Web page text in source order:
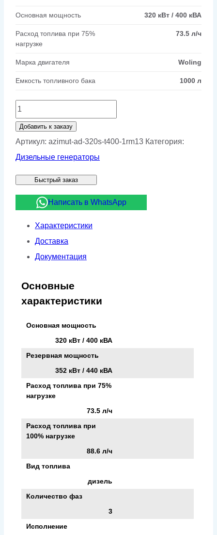
Основная мощность 320 кВт / 400 кВА
Расход топлива при 75%
нагрузке
73.5 л/ч
Марка двигателя Woling
Емкость топливного бака 1000 л
Количество
товара
Дизельный
генератор
АД-320С-
Добавить к заказу
Артикул: azimut-ad-320s-t400-1rm13 Категория:
Дизельные генераторы
Быстрый заказ
Написать в WhatsApp
Характеристики
Доставка
Документация
Основные
характеристики
Основная мощность
320 кВт / 400 кВА
Резервная мощность
352 кВт / 440 кВА
Расход топлива при 75%
нагрузке
73.5 л/ч
Расход топлива при
100% нагрузке
88.6 л/ч
Вид топлива
дизель
Количество фаз
3
Исполнение